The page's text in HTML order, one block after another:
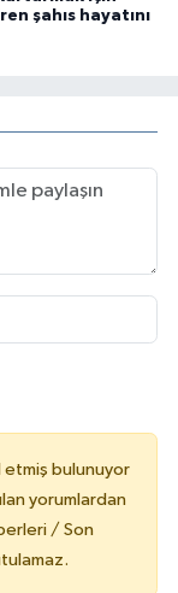
şahıs hayatını
etmiş bulunuyor
yorumlardan
/ Son